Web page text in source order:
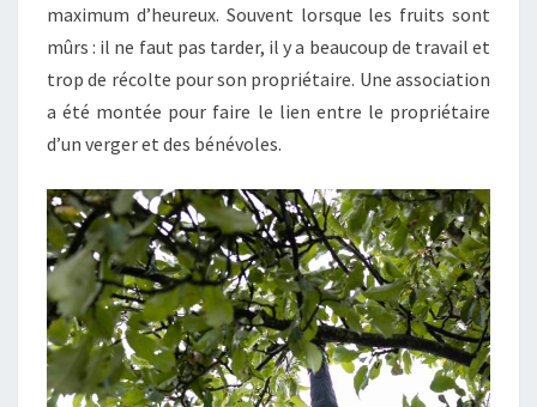
maximum d’heureux. Souvent lorsque les fruits sont
mûrs : il ne faut pas tarder, il y a beaucoup de travail et
trop de récolte pour son propriétaire. Une association
a été montée pour faire le lien entre le propriétaire
d’un verger et des bénévoles.